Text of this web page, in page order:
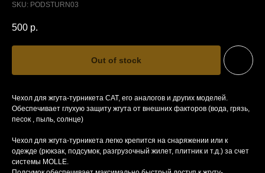
SKU: PODSTURN03
500 р.
Out of stock
Чехол для жгута-турникета CAT, его аналогов и других моделей.
Обеспечивает глухую защиту жгута от внешних факторов (вода, грязь,
песок , пыль, солнце)
Чехол для жгута-турникета легко крепится на снаряжении или к
одежде (рюкзак, подсумок, разгрузочный жилет, плитник и т.д.) за счет
системы MOLLE.